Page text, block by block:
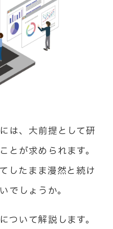
は、大前提として研
とが求められます。
したまま漫然と続け
でしょうか。
ついて解説します。